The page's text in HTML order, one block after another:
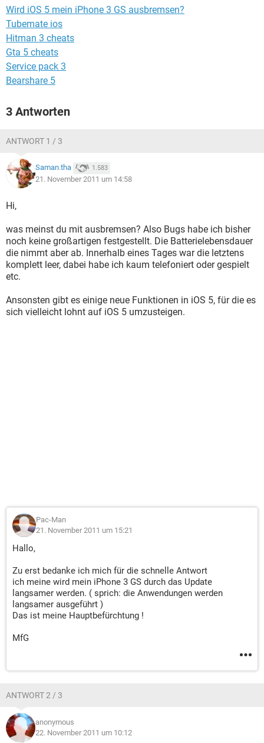
Wird iOS 5 mein iPhone 3 GS ausbremsen?
Tubemate ios
Hitman 3 cheats
Gta 5 cheats
Service pack 3
Bearshare 5
3 Antworten
ANTWORT 1 / 3
Saman.tha 1.583
21. November 2011 um 14:58
Hi,
was meinst du mit ausbremsen? Also Bugs habe ich bisher
noch keine großartigen festgestellt. Die Batterielebensdauer
die nimmt aber ab. Innerhalb eines Tages war die letztens
komplett leer, dabei habe ich kaum telefoniert oder gespielt
etc.
Ansonsten gibt es einige neue Funktionen in iOS 5, für die es
sich vielleicht lohnt auf iOS 5 umzusteigen.
Pac-Man
21. November 2011 um 15:21
Hallo,
Zu erst bedanke ich mich für die schnelle Antwort
ich meine wird mein iPhone 3 GS durch das Update
langsamer werden. ( sprich: die Anwendungen werden
langsamer ausgeführt )
Das ist meine Hauptbefürchtung !
MfG
ANTWORT 2 / 3
anonymous
22. November 2011 um 10:12